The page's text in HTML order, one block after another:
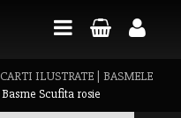
CARTI ILUSTRATE| BASMELE
Basme Scufita rosie